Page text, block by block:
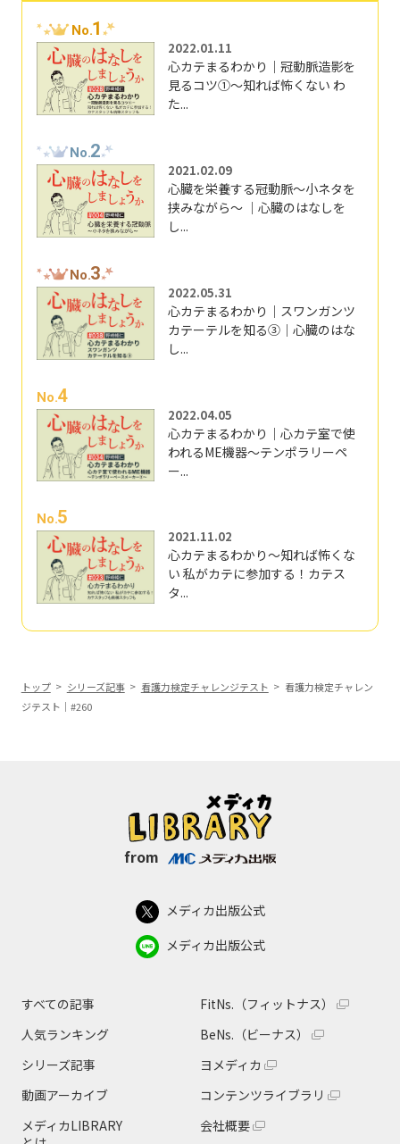
No.1
2022.01.11
心カテまるわかり｜冠動脈造影を
見るコツ①～知れば怖くない わ
た...
No.2
2021.02.09
心臓を栄養する冠動脈～小ネタを
挟みながら～ ｜心臓のはなしを
し...
No.3
2022.05.31
心カテまるわかり｜スワンガンツ
カテーテルを知る③｜心臓のはな
し...
No.4
2022.04.05
心カテまるわかり｜心カテ室で使
われるME機器～テンポラリーペ
ー...
No.5
2021.11.02
心カテまるわかり～知れば怖くな
い 私がカテに参加する！カテス
タ...
トップ シリーズ記事 看護力検定チャレンジテスト
看護力検定チャレン
ジテスト｜#260
from
メディカ出版公式
メディカ出版公式
すべての記事
人気ランキング
シリーズ記事
動画アーカイブ
メディカLIBRARY
FitNs.（フィットナス）
BeNs.（ビーナス）
ヨメディカ
コンテンツライブラリ
会社概要